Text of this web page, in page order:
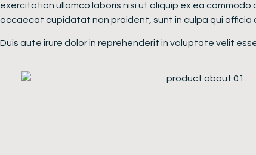
exercitation ullamco laboris nisi ut aliquip ex ea
occaecat cupidatat non proident, sunt in culpa qui officia
Duis aute irure dolor in reprehenderit in voluptate velit